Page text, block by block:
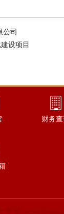
司
设项目
财务查